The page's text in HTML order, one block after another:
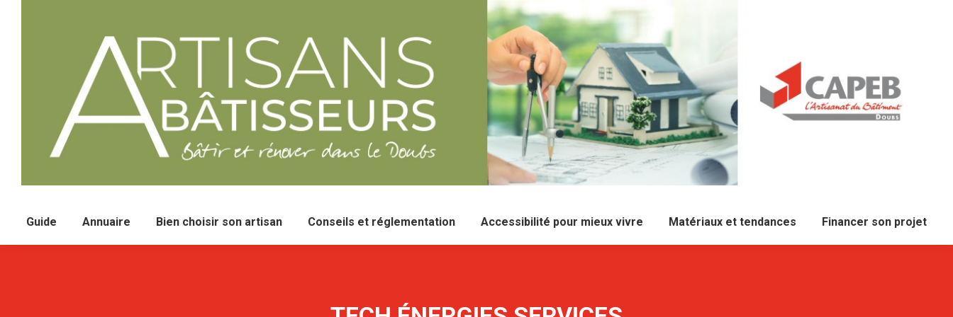
Guide Annuaire Bien choisir son artisan Conseils et réglementation Accessibilité pour mieux vivre Matériaux et tendances Financer son projet